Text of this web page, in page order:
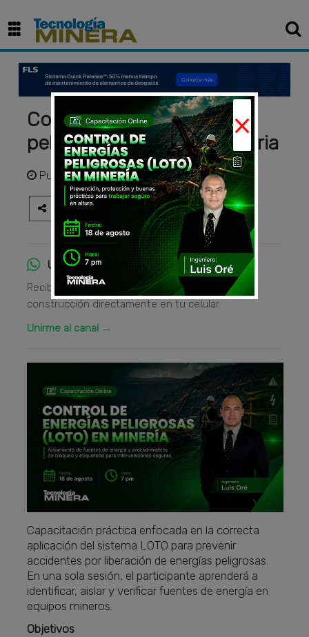
Control de energías
peligrosas (LOTO) en Mineria
Publicadohace 1 mes
Únete al canal de WhatsApp
Recibe las principales noticias del sector
construcción directamente en tu celular.
Unirme al canal →
Capacitación práctica enfocada en la correcta
aplicación del sistema LOTO para prevenir
accidentes por liberación de energías peligrosas.
En una sola sesión, el participante aprenderá a
identificar, aislar y verificar fuentes de energía en
equipos mineros.
Objetivos
×